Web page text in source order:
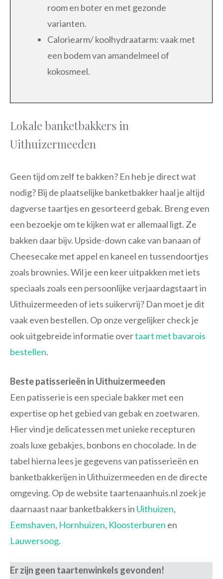
room en boter en met gezonde
varianten.
Caloriearm/ koolhydraatarm: vaak met
een bodem van amandelmeel of
kokosmeel.
Lokale banketbakkers in
Uithuizermeeden
Geen tijd om zelf te bakken? En heb je direct wat
nodig? Bij de plaatselijke banketbakker haal je altijd
dagverse taartjes en gesorteerd gebak. Breng even
een bezoekje om te kijken wat er allemaal ligt. Ze
bakken daar bijv. Upside-down cake van banaan of
Cheesecake met appel en kaneel en tussendoortjes
zoals brownies. Wil je een keer uitpakken met iets
speciaals zoals een persoonlijke verjaardagstaart in
Uithuizermeeden of iets suikervrij? Dan moet je dit
vaak even bestellen. Op onze vergelijker check je
ook uitgebreide informatie overtaart met bavarois
bestellen.
Beste patisserieën in Uithuizermeeden
Een patisserie is een speciale bakker met een
expertise op het gebied van gebak en zoetwaren.
Hier vind je delicatessen met unieke recepturen
zoals luxe gebakjes, bonbons en chocolade. In de
tabel hierna lees je gegevens van patisserieën en
banketbakkerijen in Uithuizermeeden en de directe
omgeving. Op de website taartenaanhuis.nl zoek je
daarnaast naar banketbakkers in Uithuizen,
Eemshaven, Hornhuizen, Kloosterburen en
Lauwersoog.
Er zijn geen taartenwinkels gevonden!